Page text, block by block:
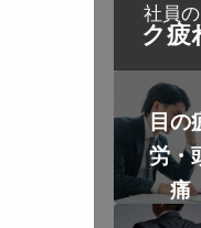
社員の
ク疲
目の
労・
痛